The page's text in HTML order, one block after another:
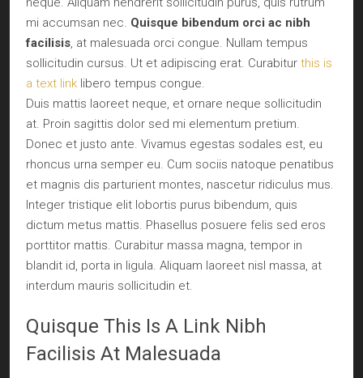
mi accumsan nec. Quisque bibendum orci ac nibh
facilisis, at malesuada orci congue. Nullam tempus
sollicitudin cursus. Ut et adipiscing erat. Curabitur this is
a text link libero tempus congue.
Duis mattis laoreet neque, et ornare neque sollicitudin
at. Proin sagittis dolor sed mi elementum pretium.
Donec et justo ante. Vivamus egestas sodales est, eu
rhoncus urna semper eu. Cum sociis natoque penatibus
et magnis dis parturient montes, nascetur ridiculus mus.
Integer tristique elit lobortis purus bibendum, quis
dictum metus mattis. Phasellus posuere felis sed eros
porttitor mattis. Curabitur massa magna, tempor in
blandit id, porta in ligula. Aliquam laoreet nisl massa, at
interdum mauris sollicitudin et.
Quisque This Is A Link Nibh
Facilisis At Malesuada